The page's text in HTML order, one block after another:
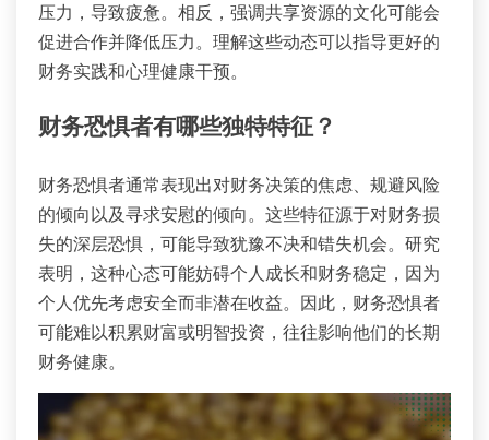
压力，导致疲惫。相反，强调共享资源的文化可能会
促进合作并降低压力。理解这些动态可以指导更好的
财务实践和心理健康干预。
财务恐惧者有哪些独特特征？
财务恐惧者通常表现出对财务决策的焦虑、规避风险
的倾向以及寻求安慰的倾向。这些特征源于对财务损
失的深层恐惧，可能导致犹豫不决和错失机会。研究
表明，这种心态可能妨碍个人成长和财务稳定，因为
个人优先考虑安全而非潜在收益。因此，财务恐惧者
可能难以积累财富或明智投资，往往影响他们的长期
财务健康。